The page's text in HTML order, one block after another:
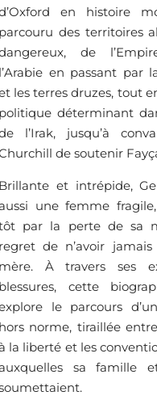
en histoire
parcouru des territoires
de
l’Arabie en passant par
les terres druzes, tout
politique déterminant
l’Irak, jusqu’à
de soutenir
Brillante et intrépide,
une femme
par la perte de sa
regret de n’avoir
mère. À travers ses
blessures, cette
le parcours
hors norme, tiraillée
la liberté et les
sa famille